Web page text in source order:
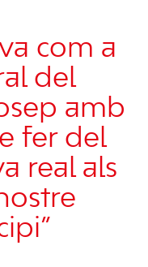
com a
del
amb
fer del
real als